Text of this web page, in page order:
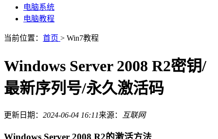
电脑系统
电脑教程
当前位置： 首页 > Win7教程
Windows Server 2008 R2密钥/
最新序列号/永久激活码
更新日期： 2024-06-04 16:11来源： 互联网
Windows Server 2008 R2的激活方法